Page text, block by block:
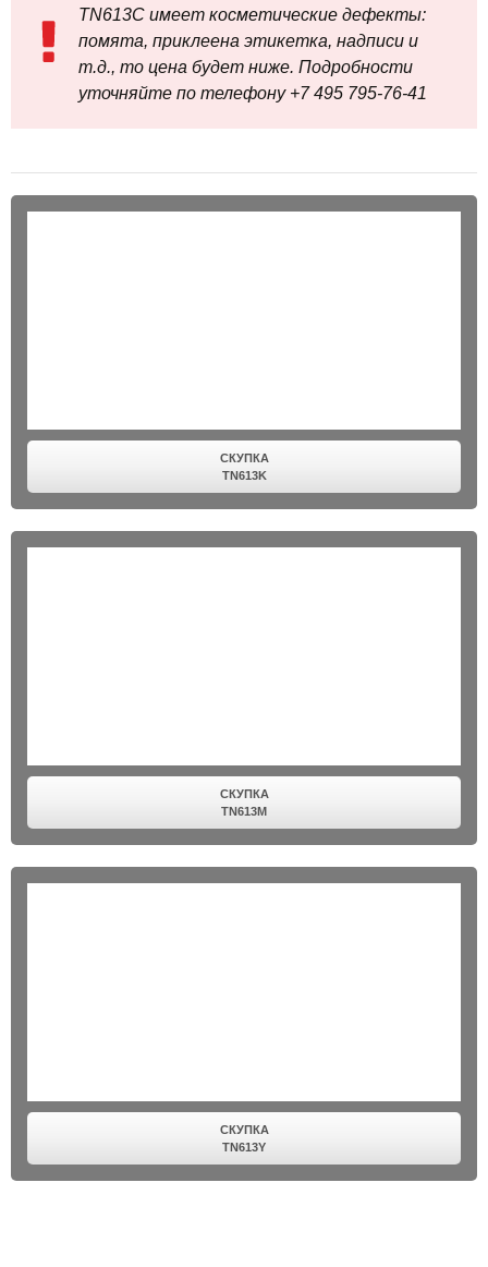
TN613C имеет косметические дефекты:
помята, приклеена этикетка, надписи и
т.д., то цена будет ниже. Подробности
уточняйте по телефону +7 495 795‑76-41
СКУПКА
TN613K
СКУПКА
TN613M
СКУПКА
TN613Y